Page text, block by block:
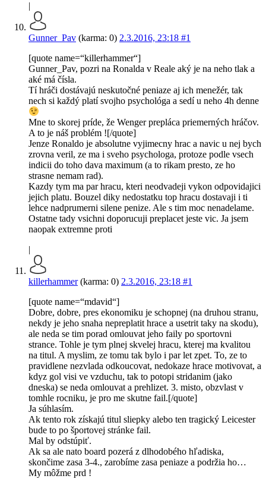
|
Gunner_Pav (karma: 0) 2.3.2016, 23:18 #1
[quote name=“killerhammer“]
Gunner_Pav, pozri na Ronalda v Reale aký je na neho tlak a
aké má čísla.
Tí hráči dostávajú neskutočné peniaze aj ich menežér, tak
nech si každý platí svojho psychológa a sedí u neho 4h denne
Mne to skorej príde, že Wenger prepláca priemerných hráčov.
A to je náš problém ![/quote]
Jenze Ronaldo je absolutne vyjimecny hrac a navic u nej bych
zrovna veril, ze ma i sveho psychologa, protoze podle vsech
indicii do toho dava maximum (a to rikam presto, ze ho
strasne nemam rad).
Kazdy tym ma par hracu, kteri neodvadeji vykon odpovidajici
jejich platu. Bouzel diky nedostatku top hracu dostavaji i ti
lehce nadprumerni silene penize. Ale s tim moc nenadelame.
Ostatne tady vsichni doporucuji preplacet jeste vic. Ja jsem
naopak extremne proti
killerhammer(karma: 0) 2.3.2016, 23:18 #1
[quote name=“mdavid“]
Dobre, dobre, pres ekonomiku je schopnej (na druhou stranu,
nekdy je jeho snaha nepreplatit hrace a usetrit taky na skodu),
ale neda se tim porad omlouvat jeho faily po sportovni
strance. Tohle je tym plnej skvelej hracu, kterej ma kvalitou
na titul. A myslim, ze tomu tak bylo i par let zpet. To, ze to
pravidlene nezvlada odkoucovat, nedokaze hrace motivovat, a
kdyz gol visi ve vzduchu, tak to potopi stridanim (jako
dneska) se neda omlouvat a prehlizet. 3. misto, obzvlast v
tomhle rocniku, je pro me skutne fail.[/quote]
Ja súhlasím.
Ak tento rok získajú titul sliepky alebo ten tragický Leicester
bude to po športovej stránke fail.
Mal by odstúpiť.
Ak sa ale nato board pozerá z dlhodobého hľadiska,
skončime zasa 3-4., zarobíme zasa peniaze a podržia ho…
My môžme prd !